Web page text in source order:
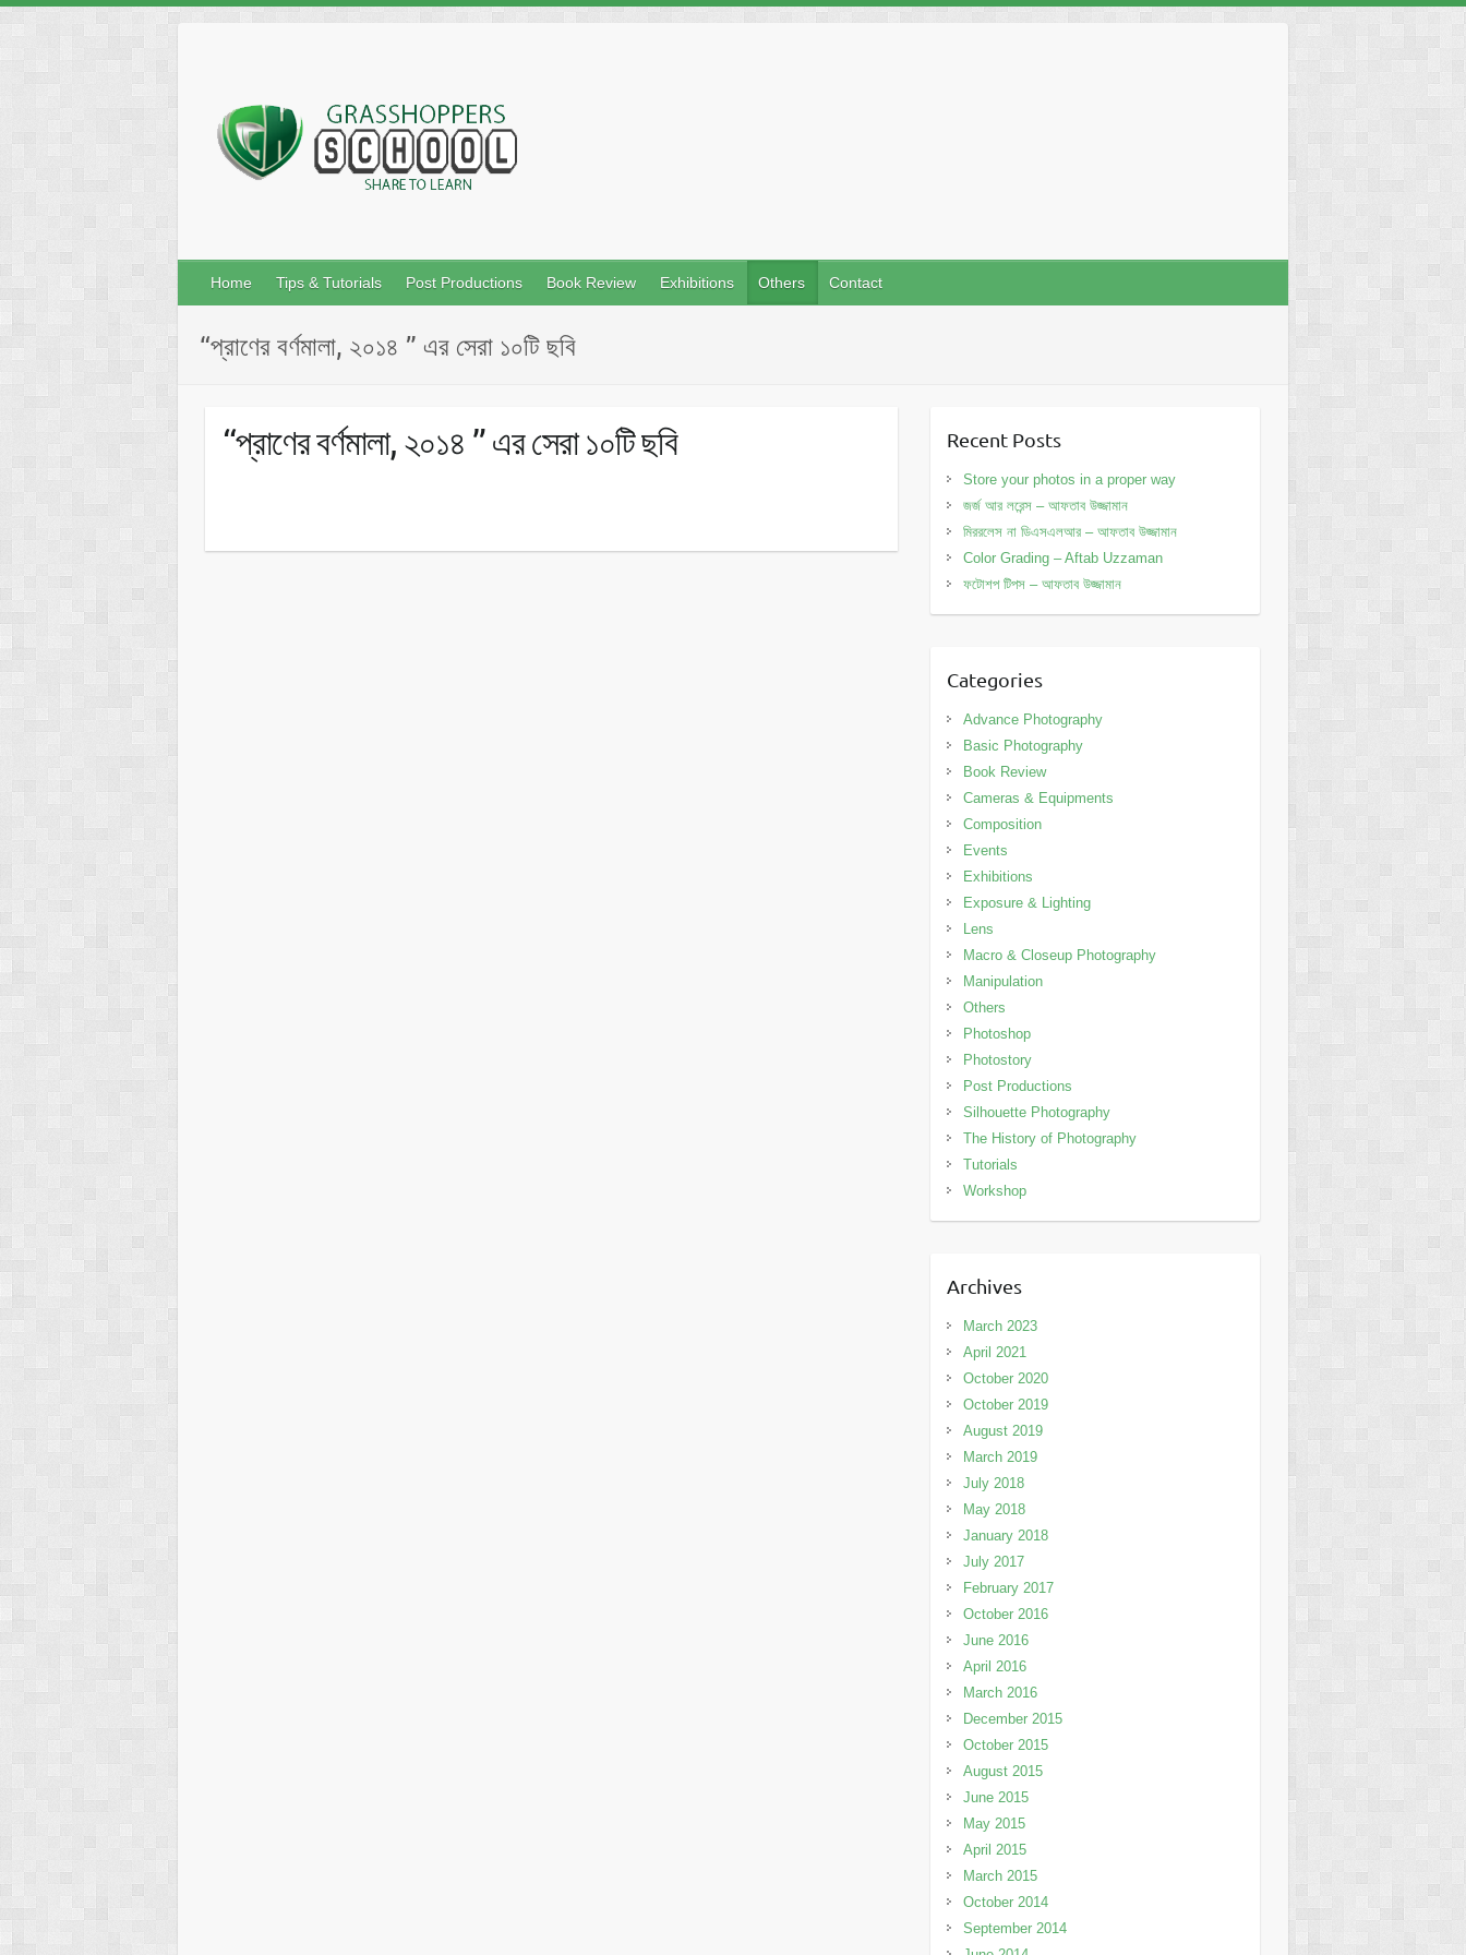
content
Home Tips & Tutorials Post Productions Book Review Exhibitions Others Contact
“প্রাণের বর্ণমালা, ২০১৪ ” এর সেরা ১০টি ছবি
“প্রাণের বর্ণমালা, ২০১৪ ” এর সেরা ১০টি ছবি Recent Posts
Store your photos in a proper way
জর্জ আর লরেন্স – আফতাব উজ্জামান
মিররলেস না ডিএসএলআর – আফতাব উজ্জামান
Color Grading – Aftab Uzzaman
ফটোশপ টিপস – আফতাব উজ্জামান
Categories
Advance Photography
Basic Photography
Book Review
Cameras & Equipments
Composition
Events
Exhibitions
Exposure & Lighting
Lens
Macro & Closeup Photography
Manipulation
Others
Photoshop
Photostory
Post Productions
Silhouette Photography
The History of Photography
Tutorials
Workshop
Archives
March 2023
April 2021
October 2020
October 2019
August 2019
March 2019
July 2018
May 2018
January 2018
July 2017
February 2017
October 2016
June 2016
April 2016
March 2016
December 2015
October 2015
August 2015
June 2015
May 2015
April 2015
March 2015
October 2014
September 2014